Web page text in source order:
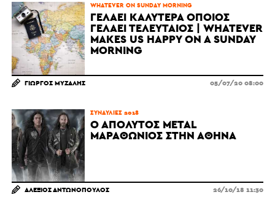
WHATEVER ON SUNDAY MORNING
ΓΕΛΆΕΙ ΚΑΛΎΤΕΡΑ ΌΠΟΙΟΣ
ΓΕΛΆΕΙ ΤΕΛΕΥΤΑΊΟΣ | WHATEVER
MAKES US HAPPY ON A SUNDAY
MORNING
ΓΙΏΡΓΟΣ ΜΥΖΆΛΗΣ 05/07/20 08:00
ΣΥΝΑΥΛΊΕΣ 2018
Ο ΑΠΌΛΥΤΟΣ METAL
ΜΑΡΑΘΏΝΙΟΣ ΣΤΗΝ ΑΘΉΝΑ
ΑΛΈΞΙΟΣ ΑΝΤΩΝΌΠΟΥΛΟΣ 26/10/18 11:30